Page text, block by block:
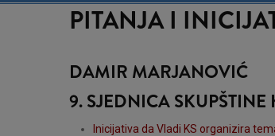
PITANJA I
DAMIR MARJANOVIĆ
9. SJEDNICA
Inicijativa da Vladi KS organizira